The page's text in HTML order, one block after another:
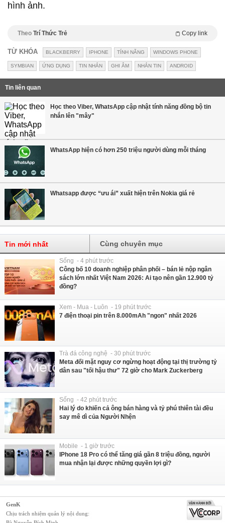
hình ảnh.
Theo Trí Thức Trẻ Copy link
TỪ KHÓA BLACKBERRY IPHONE TÍNH NĂNG WINDOWS PHONE
SYMBIAN ỨNG DỤNG TIN NHẮN GHI ÂM NHẮN TIN ANDROID
Tin liên quan
Học theo Viber, WhatsApp cập nhật tính năng đồng bộ tin
nhắn lên "mây"
WhatsApp hiện có hơn 250 triệu người dùng mỗi tháng
Whatsapp được “ưu ái” xuất hiện trên Nokia giá rẻ
Tin mới nhất Cùng chuyên mục
Sống - 4 phút trước
Công bố 10 doanh nghiệp phân phối – bán lẻ nộp ngân
sách lớn nhất Việt Nam 2026: Ai tạo nên gần 12.900 tỷ
đồng?
Xem - Mua - Luôn - 19 phút trước
7 điện thoại pin trên 8.000mAh "ngon" nhất 2026
Trà đá công nghệ - 30 phút trước
Meta đối mặt nguy cơ ngừng hoạt động tại thị trường tỷ
dân sau "tối hậu thư" 72 giờ cho Mark Zuckerberg
Sống - 42 phút trước
Hai lý do khiến cả ông bán hàng và tỷ phú thiên tài đều
say mê dì của Người Nhện
Mobile - 1 giờ trước
IPhone 18 Pro có thể tăng giá gần 8 triệu đồng, người
mua nhận lại được những quyền lợi gì?
GenK
Chịu trách nhiệm quản lý nội dung: